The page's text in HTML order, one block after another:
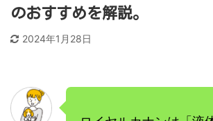
のおすすめを解説。
2024年1月28日